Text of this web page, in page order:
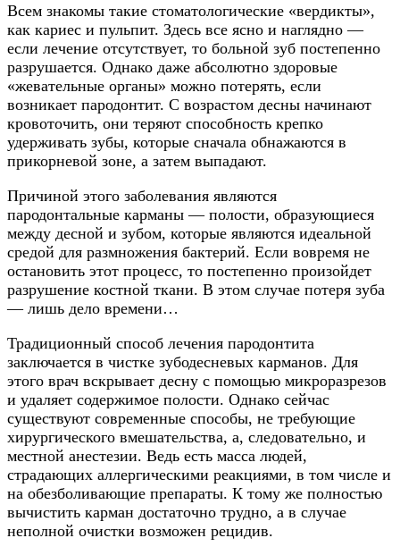
Всем знакомы такие стоматологические «вердикты»,
как кариес и пульпит. Здесь все ясно и наглядно —
если лечение отсутствует, то больной зуб постепенно
разрушается. Однако даже абсолютно здоровые
«жевательные органы» можно потерять, если
возникает пародонтит. С возрастом десны начинают
кровоточить, они теряют способность крепко
удерживать зубы, которые сначала обнажаются в
прикорневой зоне, а затем выпадают.
Причиной этого заболевания являются
пародонтальные карманы — полости, образующиеся
между десной и зубом, которые являются идеальной
средой для размножения бактерий. Если вовремя не
остановить этот процесс, то постепенно произойдет
разрушение костной ткани. В этом случае потеря зуба
— лишь дело времени…
Традиционный способ лечения пародонтита
заключается в чистке зубодесневых карманов. Для
этого врач вскрывает десну с помощью микроразрезов
и удаляет содержимое полости. Однако сейчас
существуют современные способы, не требующие
хирургического вмешательства, а, следовательно, и
местной анестезии. Ведь есть масса людей,
страдающих аллергическими реакциями, в том числе и
на обезболивающие препараты. К тому же полностью
вычистить карман достаточно трудно, а в случае
неполной очистки возможен рецидив.